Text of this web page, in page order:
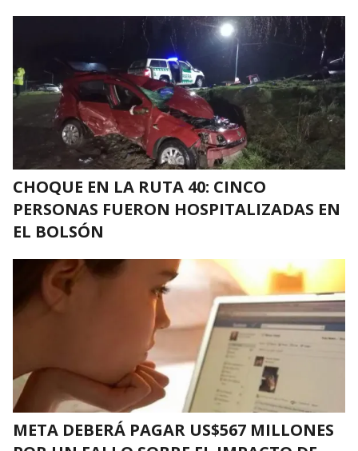
CHOQUE EN LA RUTA 40: CINCO
PERSONAS FUERON HOSPITALIZADAS EN
EL BOLSÓN
META DEBERÁ PAGAR US$567 MILLONES